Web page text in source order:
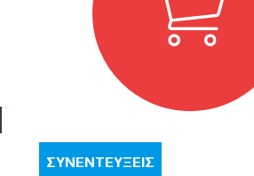
ΣΥΝΕΝΤΕΥΞΕΙΣ